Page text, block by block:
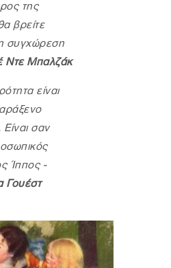
της
βρείτε
συγχώρεση
Ντε Μπαλζάκ
είναι
σαν
Ίππος -
Γουέστ